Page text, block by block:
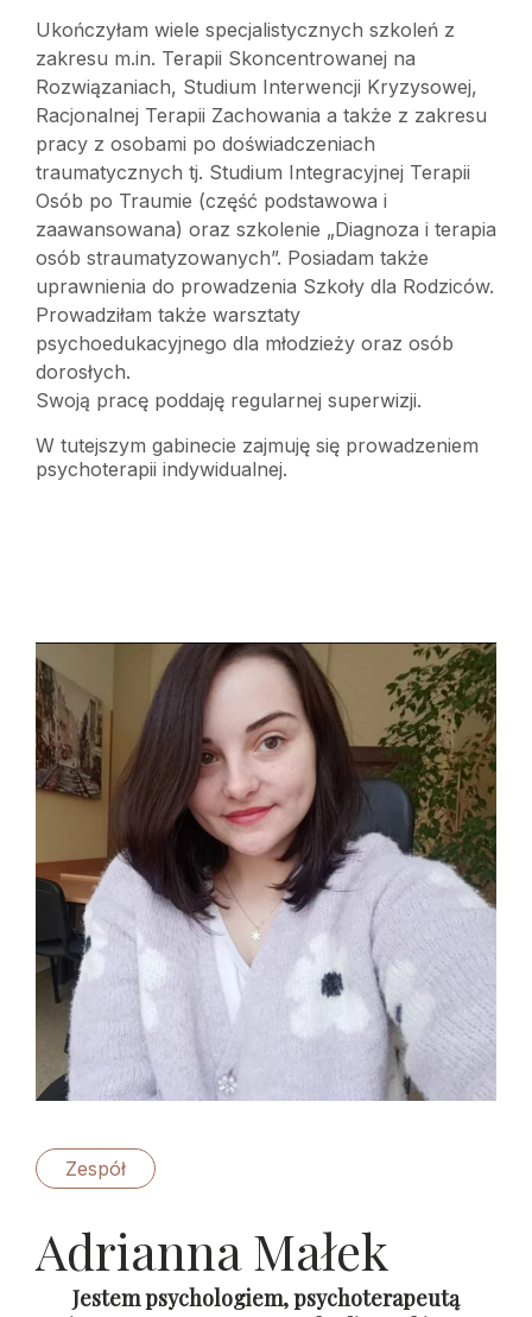
Ukończyłam wiele specjalistycznych szkoleń z
zakresu m.in. Terapii Skoncentrowanej na
Rozwiązaniach, Studium Interwencji Kryzysowej,
Racjonalnej Terapii Zachowania a także z zakresu
pracy z osobami po doświadczeniach
traumatycznych tj. Studium Integracyjnej Terapii
Osób po Traumie (część podstawowa i
zaawansowana) oraz szkolenie „Diagnoza i terapia
osób straumatyzowanych”. Posiadam także
uprawnienia do prowadzenia Szkoły dla Rodziców.
Prowadziłam także warsztaty
psychoedukacyjnego dla młodzieży oraz osób
dorosłych.
Swoją pracę poddaję regularnej superwizji.
W tutejszym gabinecie zajmuję się prowadzeniem
psychoterapii indywidualnej.
Zespół
Adrianna Małek
Jestem psychologiem, psychoterapeutą